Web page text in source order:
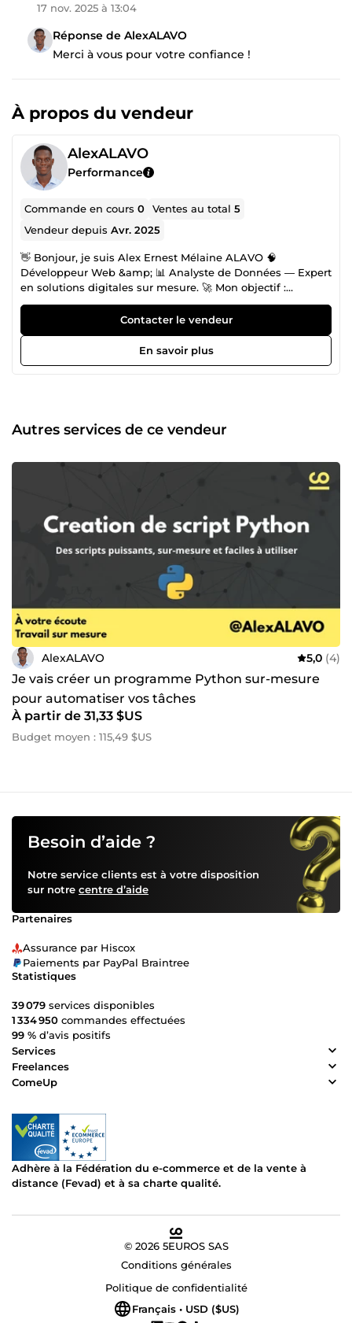
17 nov. 2025 à 13:04
Réponse de AlexALAVO
Merci à vous pour votre confiance !
À propos du vendeur
AlexALAVO
Performance
Commande en cours0 Ventes au total5
Vendeur depuisAvr. 2025
👋 Bonjour, je suis Alex Ernest Mélaine ALAVO 🧠
Développeur Web &amp; 📊 Analyste de Données — Expert
en solutions digitales sur mesure. 🚀 Mon objectif :
transformer vos idées en outils puissants. Je conçois des
applications performantes, modernes et évolutives pour
vous aider à automatiser, analyser et digitaliser
efficacement vos processus. ✅ Pourquoi me faire confiance
? *🎯 Expérience concrète sur des projets à impact
accompagnement, livrables de qualité 📈 Résultats
mesurables : outils robustes, gain de temps, meilleure
Créer une plateforme de suivi des activités de salubrité
pour la SGDS SA Développer des systèmes de gestion pour
bibliothèques et cliniques en ligne Analyser les
performances de centrales solaires (visualisation &amp;
évaluation) Concevoir des portails étudiants et des sites
professionnels responsive Automatiser des tâches
manuelles avec Python (gain de productivité assuré) 🧰 Ce
que je vous apporte concrètement : 💻 Applications web
sur mesure (Laravel, PHP, HTML/CSS, Tailwind, Bootstrap)
⚙️ Automatisation intelligente avec Python (Pandas,
NumPy, scripts personnalisés) 📊 Analyse de données
&amp; tableaux de bord (Tableau, Seaborn, Excel avancé)
🔌 Intégration d’APIs pour connecter vos systèmes 🤝
Travaillons ensemble ! Vous avez un projet ? Un processus
à automatiser ? Des données à exploiter ? Je suis prêt à
vous accompagner avec rigueur, créativité et réactivité. 📩
Discutons-en dès maintenant et passons vos idées à
l’action.
Contacter le vendeur
En savoir plus
Autres services de ce vendeur
AlexALAVO 5,0 (4)
Je vais créer un programme Python sur-mesure
pour automatiser vos tâches
À partir de 31,33 $US
Budget moyen : 115,49 $US
Besoin d’aide ?
Notre service clients est à votre disposition
sur notre centre d’aide
Partenaires
Assurance par Hiscox
Paiements par PayPal Braintree
Statistiques
39 079 services disponibles
1 334 950 commandes effectuées
99 % d’avis positifs
Services
Freelances
ComeUp
Adhère à la Fédération du e-commerce et de la vente à
distance (Fevad) et à sa charte qualité.
© 2026 5EUROS SAS
Conditions générales
Politique de confidentialité
Français • USD ($US)